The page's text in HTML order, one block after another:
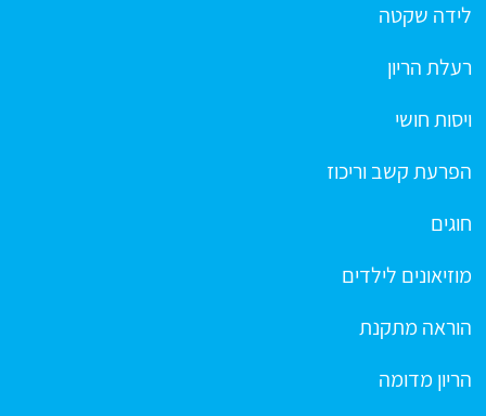
לידה שקטה
רעלת הריון
ויסות חושי
הפרעת קשב וריכוז
חוגים
מוזיאונים לילדים
הוראה מתקנת
הריון מדומה